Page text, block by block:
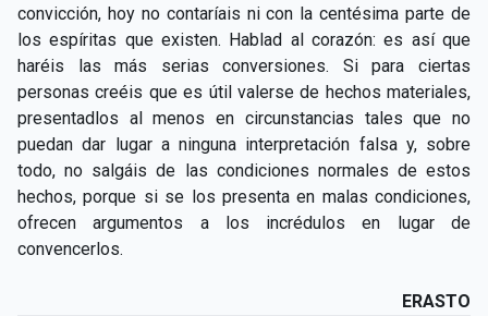
convicción, hoy no contaríais ni con la centésima parte de
los espíritas que existen. Hablad al corazón: es así que
haréis las más serias conversiones. Si para ciertas
personas creéis que es útil valerse de hechos materiales,
presentadlos al menos en circunstancias tales que no
puedan dar lugar a ninguna interpretación falsa y, sobre
todo, no salgáis de las condiciones normales de estos
hechos, porque si se los presenta en malas condiciones,
ofrecen argumentos a los incrédulos en lugar de
convencerlos.
ERASTO